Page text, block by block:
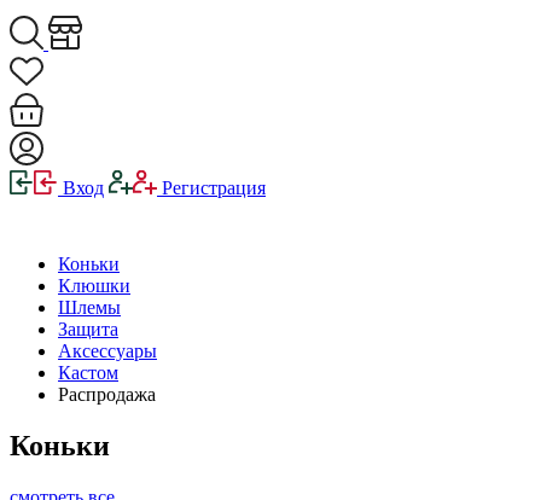
Вход Регистрация
Коньки
Клюшки
Шлемы
Защита
Аксессуары
Кастом
Распродажа
Коньки